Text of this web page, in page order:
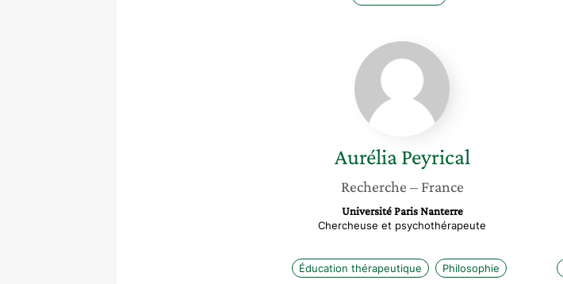
Aurélia
Peyrical
Aurélia Peyrical
Recherche – France
Université Paris Nanterre
Chercheuse et psychothérapeute
Éducation thérapeutique Philosophie